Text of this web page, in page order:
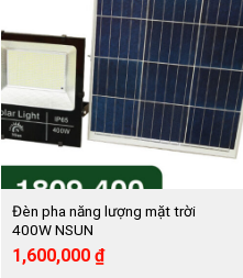
Đèn pha năng lượng mặt trời
400W NSUN
Giá
gốc
1,600,000 ₫Giá
hiện